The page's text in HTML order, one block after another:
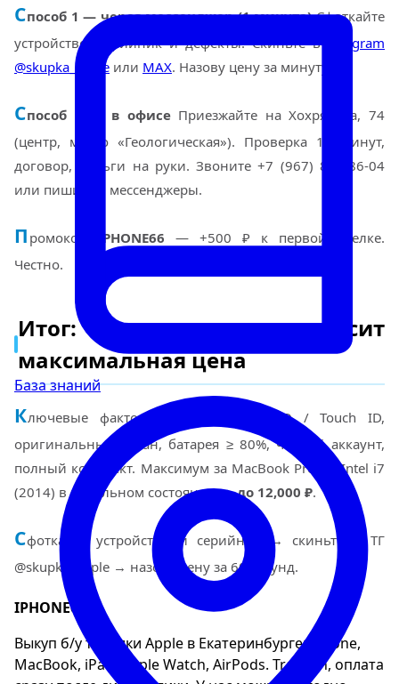
База знаний
Способ 1 — через мессенджер (1 минута)Сфоткайте
устройство, серийник и дефекты. Скиньте в
Telegram
@skupka_apple или MAX. Назову цену за минуту.
Способ 2 — в офисеПриезжайте на Хохрякова, 74
(центр, метро «Геологическая»). Проверка 10 минут,
договор, деньги на руки. Звоните +7 (967) 855-86-04
или пишите в мессенджеры.
П ромокод IPHONE66 — +500 ₽ к первой сделке.
Честно.
Итог: от чего зависит
максимальная цена
Ключевые факторы: рабочий Face ID / Touch ID,
оригинальный экран, батарея ≥ 80%, чистый аккаунт,
полный комплект. Максимум за MacBook Pro 15 Intel i7
(2014) в идеальном состоянии —до 12,000 ₽.
Сфоткайте устройство и серийник → скиньте в ТГ
@skupka_apple → назову цену за 60 секунд.
IPHONE66
Выкуп б/у техники Apple в Екатеринбурге: iPhone,
MacBook, iPad, Apple Watch, AirPods. Trade-in, оплата